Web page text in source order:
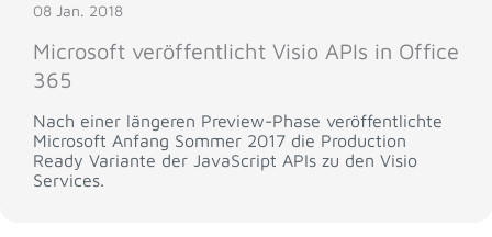
08 Jan. 2018
Microsoft veröffentlicht Visio APIs in Office
365
Nach einer längeren Preview-Phase veröffentlichte
Microsoft Anfang Sommer 2017 die Production
Ready Variante der JavaScript APIs zu den Visio
Services.